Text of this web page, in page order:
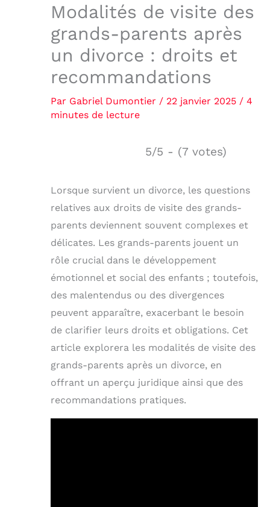
Modalités de visite des
grands-parents après
un divorce : droits et
recommandations
Par Gabriel Dumontier / 22 janvier 2025 / 4
minutes de lecture
5/5 - (7 votes)
Lorsque survient un divorce, les questions
relatives aux droits de visite des grands-
parents deviennent souvent complexes et
délicates. Les grands-parents jouent un
rôle crucial dans le développement
émotionnel et social des enfants ; toutefois,
des malentendus ou des divergences
peuvent apparaître, exacerbant le besoin
de clarifier leurs droits et obligations. Cet
article explorera les modalités de visite des
grands-parents après un divorce, en
offrant un aperçu juridique ainsi que des
recommandations pratiques.